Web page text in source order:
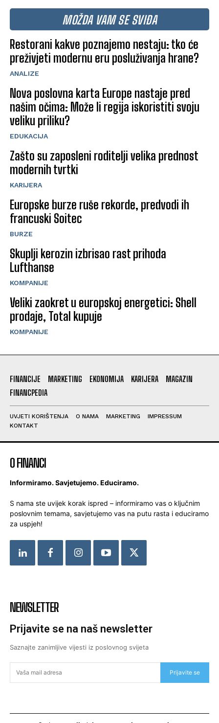
MOŽDA VAM SE SVIĐA
Restorani kakve poznajemo nestaju: tko će
preživjeti modernu eru posluživanja hrane?
ANALIZE
Nova poslovna karta Europe nastaje pred
našim očima: Može li regija iskoristiti svoju
veliku priliku?
EDUKACIJA
Zašto su zaposleni roditelji velika prednost
modernih tvrtki
KARIJERA
Europske burze ruše rekorde, predvodi ih
francuski Soitec
BURZE
Skuplji kerozin izbrisao rast prihoda
Lufthanse
KOMPANIJE
Veliki zaokret u europskoj energetici: Shell
prodaje, Total kupuje
KOMPANIJE
FINANCIJE MARKETING EKONOMIJA KARIJERA
MAGAZIN
FINANCPEDIA
UVJETI KORIŠTENJA O NAMA MARKETING
IMPRESSUM
KONTAKT
O FINANCI
Informiramo. Savjetujemo. Educiramo.
S nama ste uvijek korak ispred – informiramo vas o ključnim
poslovnim temama, savjetujemo vas na putu rasta i educiramo
za uspjeh!
NEWSLETTER
Prijavite se na naš newsletter
Saznajte zanimljive vijesti iz poslovnog svijeta
Prijavite se